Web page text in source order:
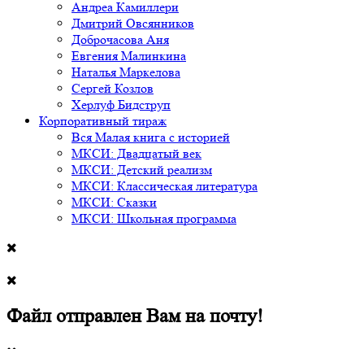
Андреа Камиллери
Дмитрий Овсянников
Доброчасова Аня
Евгения Малинкина
Наталья Маркелова
Сергей Козлов
Херлуф Бидструп
Корпоративный тираж
Вся Малая книга с историей
МКСИ: Двадцатый век
МКСИ: Детский реализм
МКСИ: Классическая литература
МКСИ: Сказки
МКСИ: Школьная программа
Файл отправлен Вам на почту!